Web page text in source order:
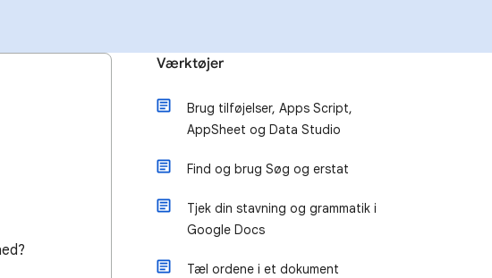
Værktøjer
Brug tilføjelser, Apps Script,
AppSheet og Data Studio
Find og brug Søg og erstat
Tjek din stavning og grammatik i
Google Docs
Tæl ordene i et dokument